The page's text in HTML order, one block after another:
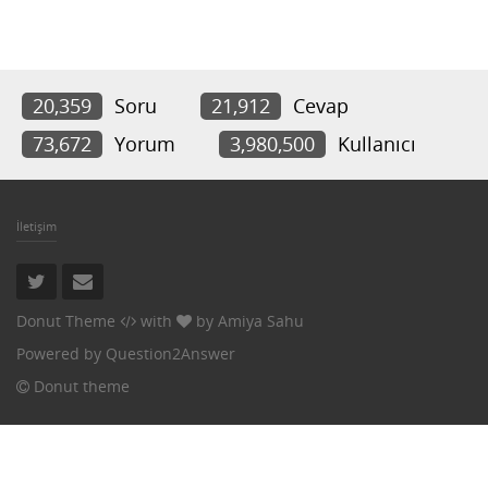
20,359 Soru 21,912
Cevap
73,672
Yorum 3,980,500 Kullanıcı
İletişim
Donut Theme with by Amiya Sahu
Powered by Question2Answer
Donut theme